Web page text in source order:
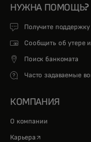
НУЖНА ПОМОЩЬ?
Получите поддержку
Сообщить об утере
Поиск банкомата
Часто задаваемые
КОМПАНИЯ
О компании
Карьера opens in a new